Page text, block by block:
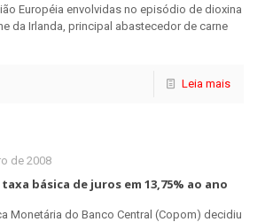
Européia envolvidas no episódio de dioxina
da Irlanda, principal abastecedor de carne
Leia mais
de 2008
básica de juros em 13,75% ao ano
Monetária do Banco Central (Copom) decidiu